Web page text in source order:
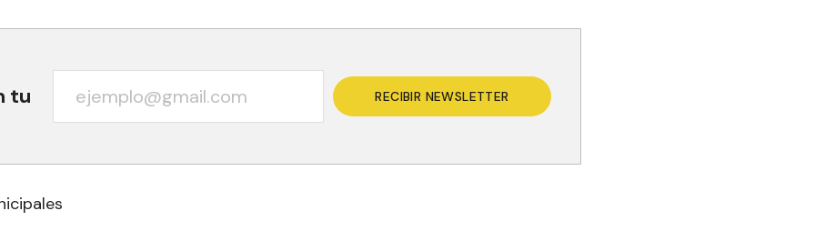
tu RECIBIR NEWSLETTER